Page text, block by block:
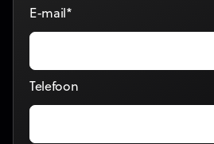
E-mail*
Telefoon